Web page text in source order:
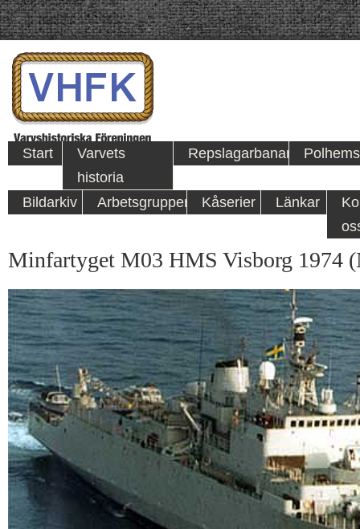
Start
Varvets
historia
Repslagarbanan
Bildarkiv Arbetsgrupper Kåserier Länkar
Minfartyget M03 HMS Visborg 1974